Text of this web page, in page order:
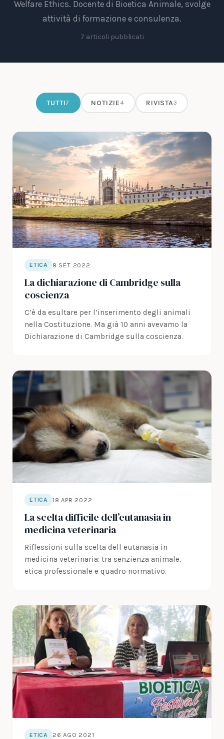
Welfare Ethics. Docente di Bioetica Animale, svolge
attività di formazione e consulenza.
7 articoli pubblicati
TUTTI7 NOTIZIE 4 RIVISTA3
ETICA 8 SET 2022
La dichiarazione di Cambridge sulla
coscienza
C’è da esultare per l’inserimento degli animali
nella Costituzione. Ma già 10 anni avevamo la
Dichiarazione di Cambridge sulla coscienza.
ETICA 18 APR 2022
La scelta difficile dell’eutanasia in
medicina veterinaria
Riflessioni sulla scelta dell eutanasia in
medicina veterinaria: tra senzienza animale,
etica professionale e quadro normativo.
ETICA 26 AGO 2021